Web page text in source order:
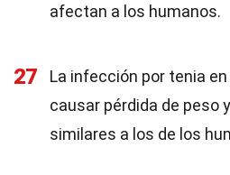
afectan a los humanos.
27
La infección por tenia
causar pérdida de peso
similares a los de los